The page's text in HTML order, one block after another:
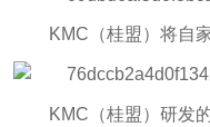
KMC（桂盟）将自
KMC（桂盟）研发